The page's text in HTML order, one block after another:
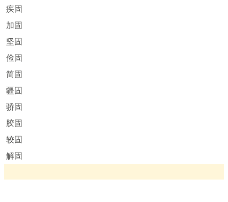
疾固
加固
坚固
俭固
简固
疆固
骄固
胶固
较固
解固